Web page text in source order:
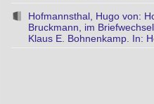
Hofmannsthal, Hugo von:
Bruckmann, im
Klaus E. Bohnenkamp. In: